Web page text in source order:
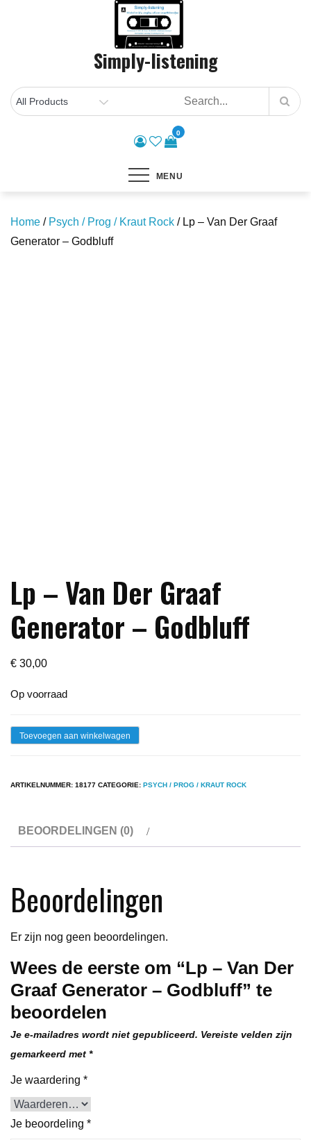
Simply-listening
0
MENU
Home / Psych / Prog / Kraut Rock / Lp – Van Der Graaf
Generator – Godbluff
Lp – Van Der Graaf
Generator – Godbluff
€ 30,00
Op voorraad
Lp
Generator
aantal
Toevoegen aan winkelwagen
ARTIKELNUMMER: 18177 CATEGORIE: PSYCH / PROG / KRAUT ROCK
BEOORDELINGEN (0)
Beoordelingen
Er zijn nog geen beoordelingen.
Wees de eerste om “Lp – Van Der
Graaf Generator – Godbluff” te
beoordelen
Je e-mailadres wordt niet gepubliceerd. Vereiste velden zijn
gemarkeerd met *
Je waardering *
Je beoordeling *